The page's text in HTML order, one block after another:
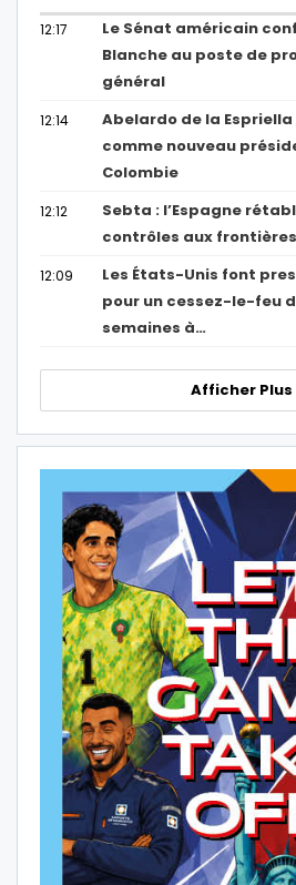
12:17
Le Sénat américain
Blanche au poste de
général
12:14
Abelardo de la
comme nouveau
Colombie
12:12
Sebta : l’Espagne
contrôles aux
12:09
Les États-Unis font
pour un cessez-le-feu
semaines à…
Afficher Plus